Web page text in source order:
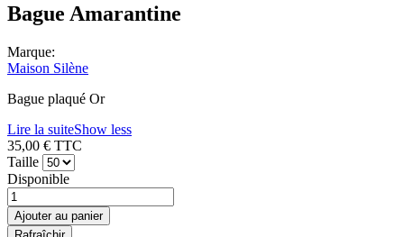
Bague Amarantine
Marque:
Maison Silène
Bague plaqué Or
Lire la suiteShow less
35,00 € TTC
Taille
Disponible
Ajouter au panier